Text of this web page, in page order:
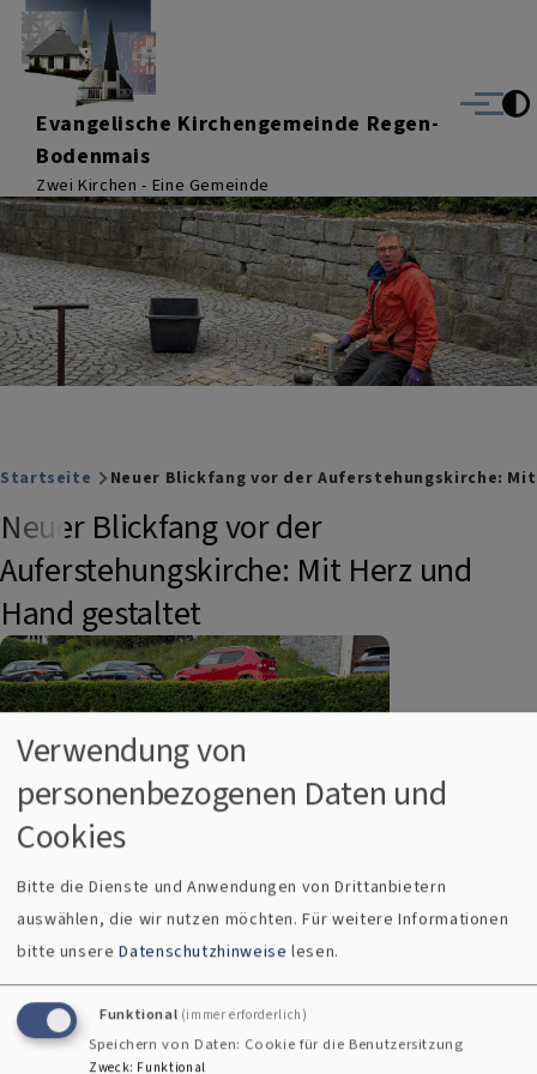
Direkt zum Inhalt
Evangelische Kirchengemeinde Regen-
Bodenmais
Zwei Kirchen - Eine Gemeinde
Menü
Breadcrumb
Startseite Neuer Blickfang vor der Auferstehungskirche:
Neuer Blickfang vor der
Auferstehungskirche: Mit Herz und
Hand gestaltet
Matthias Schricker
Vor dem Gemeinderaum der Evangelischen Kirche Regen
wurde heute die freie Fläche neu gestaltet. Hans Nicklas
pflasterte den Platz mit von ihm gestifteten
Verwendung von
personenbezogenen Daten und
Cookies
Bitte die Dienste und Anwendungen von Drittanbietern
auswählen, die wir nutzen möchten.Für weitere Informationen
bitte unsereDatenschutzhinweise lesen.
Funktional (immer erforderlich)
Speichern von Daten: Cookie für die Benutzersitzung
Zweck: Funktional